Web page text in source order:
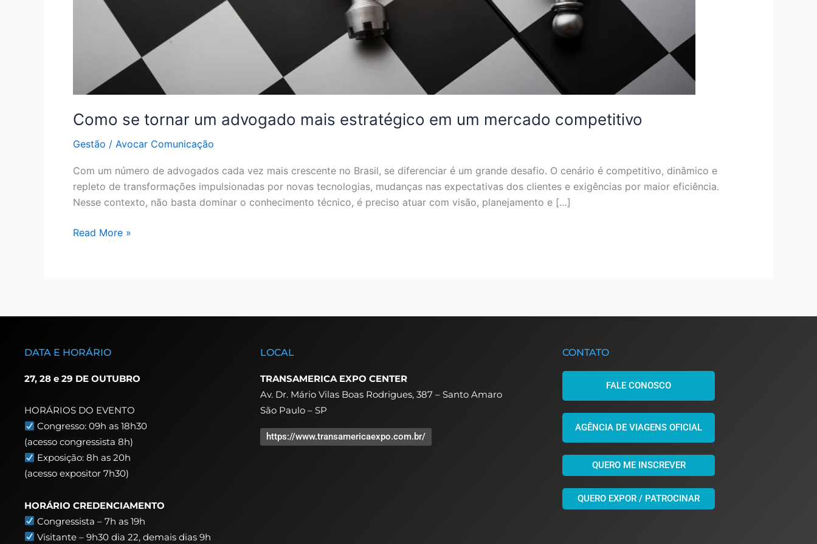
Como se tornar um advogado mais estratégico em um mercado competitivo
Gestão / Avocar Comunicação
Com um número de advogados cada vez mais crescente no Brasil, se diferenciar é um grande desafio. O cenário é competitivo, dinâmico e
repleto de transformações impulsionadas por novas tecnologias, mudanças nas expectativas dos clientes e exigências por maior eficiência.
Nesse contexto, não basta dominar o conhecimento técnico, é preciso atuar com visão, planejamento e […]
Read More »
DATA E HORÁRIO
27, 28 e 29 DE OUTUBRO
HORÁRIOS DO EVENTO
Congresso: 09h as 18h30
(acesso congressista 8h)
Exposição: 8h as 20h
(acesso expositor 7h30)
HORÁRIO CREDENCIAMENTO
Congressista – 7h as 19h
Visitante – 9h30 dia 22,demais dias 9h
LOCAL
TRANSAMERICA EXPO CENTER
Av. Dr. Mário Vilas Boas Rodrigues, 387 – Santo Amaro
São Paulo – SP
https://www.transamericaexpo.com.br/
CONTATO
FALE CONOSCO
AGÊNCIA DE VIAGENS OFICIAL
QUERO ME INSCREVER
QUERO EXPOR / PATROCINAR